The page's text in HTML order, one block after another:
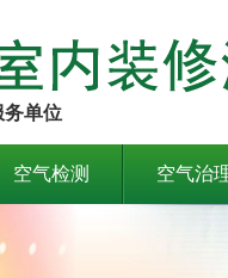
务单位
空气检测 空气治